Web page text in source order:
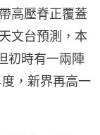
高壓脊正覆蓋
文台預測，本
初時有一兩陣
，新界再高一